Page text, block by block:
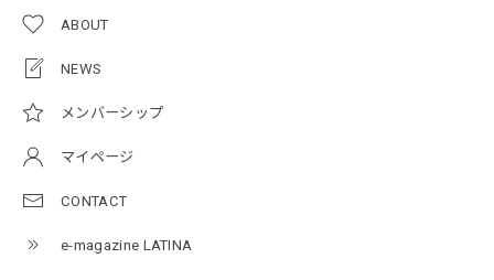
ABOUT
NEWS
メンバーシップ
マイページ
CONTACT
e-magazine LATINA